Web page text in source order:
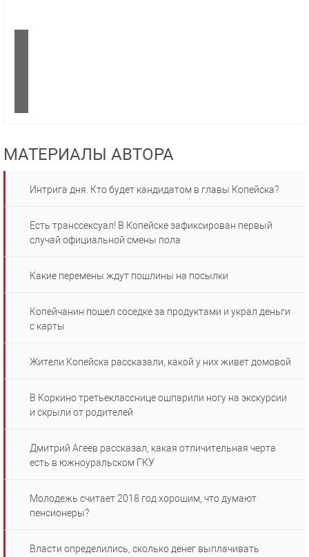
МАТЕРИАЛЫ АВТОРА
Интрига дня. Кто будет кандидатом в главы Копейска?
Есть транссексуал! В Копейске зафиксирован первый
случай официальной смены пола
Какие перемены ждут пошлины на посылки
Копейчанин пошел соседке за продуктами и украл деньги
с карты
Жители Копейска рассказали, какой у них живет домовой
В Коркино третьекласснице ошпарили ногу на экскурсии
и скрыли от родителей
Дмитрий Агеев рассказал, какая отличительная черта
есть в южноуральском ГКУ
Молодежь считает 2018 год хорошим, что думают
пенсионеры?
Власти определились, сколько денег выплачивать